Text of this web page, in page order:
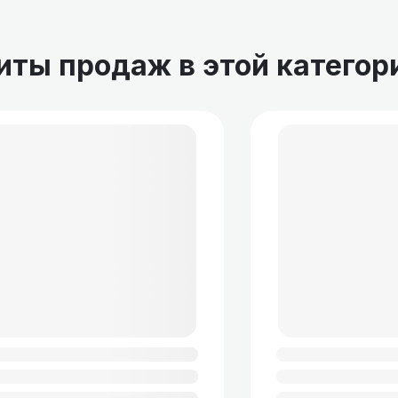
продаж в этой